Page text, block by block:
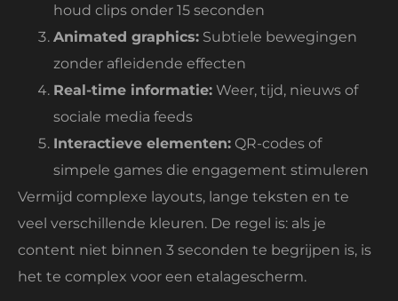
houd clips onder 15 seconden
Animated graphics: Subtiele bewegingen
zonder afleidende effecten
Real-time informatie: Weer, tijd, nieuws of
sociale media feeds
Interactieve elementen: QR-codes of
simpele games die engagement stimuleren
Vermijd complexe layouts, lange teksten en te
veel verschillende kleuren. De regel is: als je
content niet binnen 3 seconden te begrijpen is, is
het te complex voor een etalagescherm.